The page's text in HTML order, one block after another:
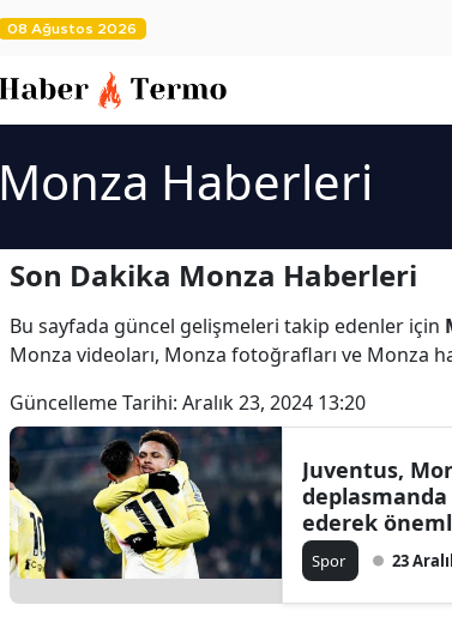
08 Ağustos 2026
Monza Haberleri
Son Dakika Monza Haberleri
Bu sayfada güncel gelişmeleri takip edenler için
Monza videoları, Monza fotoğrafları ve Monza
Güncelleme Tarihi: Aralık 23, 2024 13:20
Juventus,
ederek
galibiyet aldı!
Spor 23